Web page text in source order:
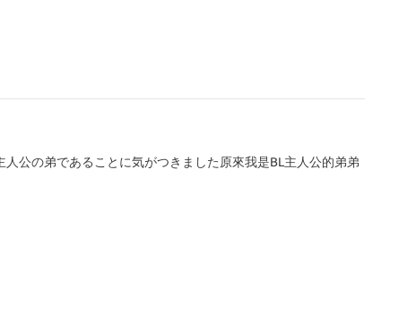
公の弟であることに気がつきました原來我是BL主人公的弟弟